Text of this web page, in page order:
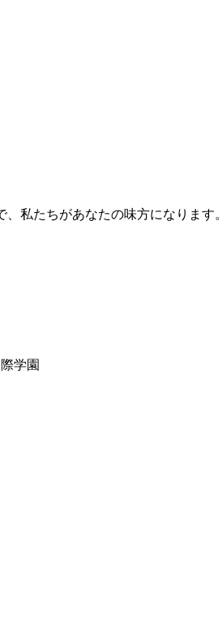
私たちがあなたの味方になります。